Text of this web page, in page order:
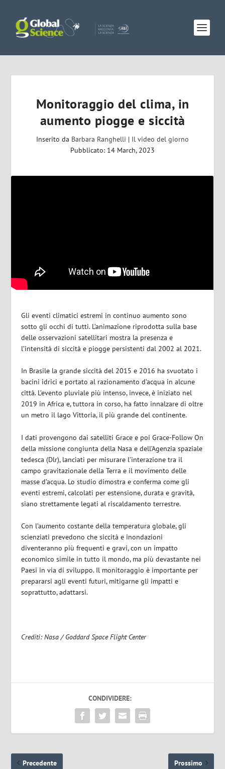
Monitoraggio del clima, in
aumento piogge e siccità
Inserito da Barbara Ranghelli | Il video del giorno
Pubblicato: 14 March, 2023
Gli eventi climatici estremi in continuo aumento sono
sotto gli occhi di tutti. L’animazione riprodotta sulla base
delle osservazioni satellitari mostra la presenza e
l’intensità di siccità e piogge persistenti dal 2002 al 2021.
In Brasile la grande siccità del 2015 e 2016 ha svuotato i
bacini idrici e portato al razionamento d’acqua in alcune
città. L’evento pluviale più intenso, invece, è iniziato nel
2019 in Africa e, tuttora in corso, ha fatto innalzare di oltre
un metro il lago Vittoria, il più grande del continente.
I dati provengono dai satelliti Grace e poi Grace-Follow On
della missione congiunta della Nasa e dell’Agenzia spaziale
tedesca (Dlr), lanciati per misurare l’interazione tra il
campo gravitazionale della Terra e il movimento delle
masse d’acqua. Lo studio dimostra e conferma come gli
eventi estremi, calcolati per estensione, durata e gravità,
siano strettamente legati al riscaldamento terrestre.
Con l’aumento costante della temperatura globale, gli
scienziati prevedono che siccità e inondazioni
diventeranno più frequenti e gravi, con un impatto
economico simile in tutto il mondo, ma più devastante nei
Paesi in via di sviluppo. Il monitoraggio è importante per
prepararsi agli eventi futuri, mitigarne gli impatti e
soprattutto, adattarsi.
Crediti: Nasa / Goddard Space Flight Center
CONDIVIDERE:
Precedente Prossimo